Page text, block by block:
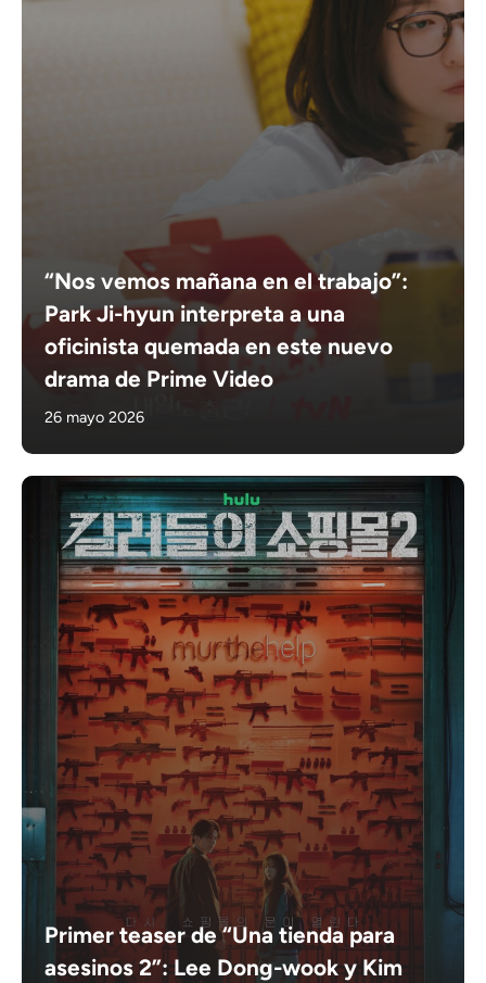
“Nos vemos mañana en el trabajo”:
Park Ji-hyun interpreta a una
oficinista quemada en este nuevo
drama de Prime Video
26 mayo 2026
Primer teaser de “Una tienda para
asesinos 2”: Lee Dong-wook y Kim